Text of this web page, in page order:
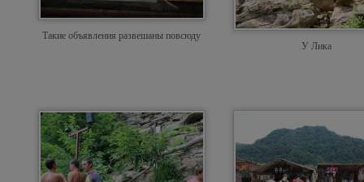
Такие объявления развешаны повсюду
У Лика